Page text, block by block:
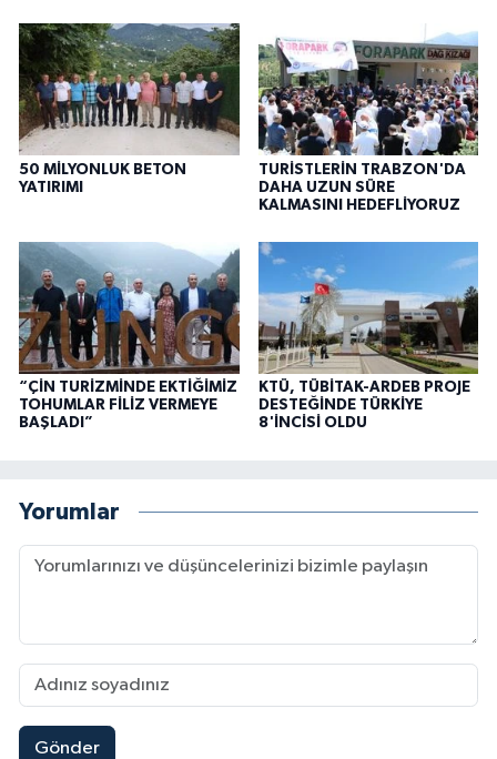
50 MİLYONLUK BETON
YATIRIMI
TURİSTLERİN TRABZON'DA
DAHA UZUN SÜRE
KALMASINI HEDEFLİYORUZ
“ÇİN TURİZMİNDE EKTİĞİMİZ
TOHUMLAR FİLİZ VERMEYE
BAŞLADI”
KTÜ, TÜBİTAK-ARDEB PROJE
DESTEĞİNDE TÜRKİYE
8'İNCİSİ OLDU
Yorumlar
Gönder